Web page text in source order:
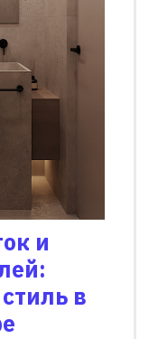
и
в